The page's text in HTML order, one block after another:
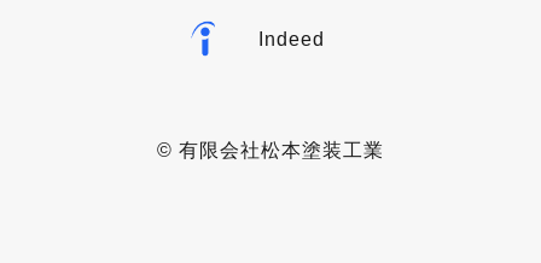
Indeed
© 有限会社松本塗装工業